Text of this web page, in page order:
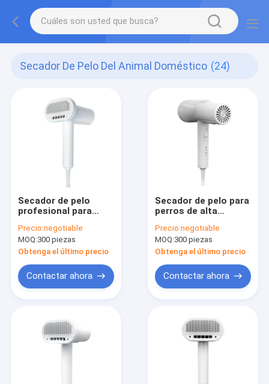
Secador De Pelo Del Animal Doméstico (24)
Secador de pelo
profesional para
marchas de ajuste de
velocidad y
temperatura del
viento
Precio:negotiable
MOQ:300 piezas
Obtenga el último precio
Contactar ahora
Secador de pelo para
perros de alta
marchas de
temperatura y
pantalla LCD
Precio:negotiable
MOQ:300 piezas
Obtenga el último precio
Contactar ahora